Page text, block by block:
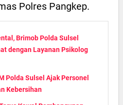
Polres Pangkep.
Brimob Polda Sulsel
dengan Layanan Psikolog
Polda Sulsel Ajak Personel
Kebersihan